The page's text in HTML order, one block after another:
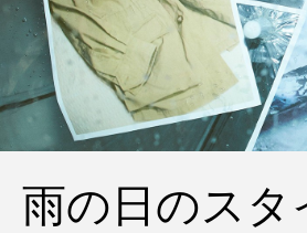
雨の日のスタ